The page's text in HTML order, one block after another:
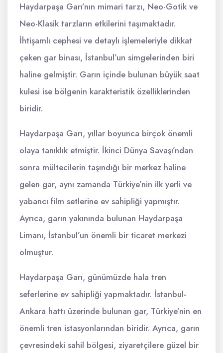
Haydarpaşa Garı’nın mimari tarzı, Neo-Gotik ve
Neo-Klasik tarzların etkilerini taşımaktadır.
İhtişamlı cephesi ve detaylı işlemeleriyle dikkat
çeken gar binası, İstanbul’un simgelerinden biri
haline gelmiştir. Garın içinde bulunan büyük saat
kulesi ise bölgenin karakteristik özelliklerinden
biridir.
Haydarpaşa Garı, yıllar boyunca birçok önemli
olaya tanıklık etmiştir. İkinci Dünya Savaşı’ndan
sonra mültecilerin taşındığı bir merkez haline
gelen gar, aynı zamanda Türkiye’nin ilk yerli ve
yabancı film setlerine ev sahipliği yapmıştır.
Ayrıca, garın yakınında bulunan Haydarpaşa
Limanı, İstanbul’un önemli bir ticaret merkezi
olmuştur.
Haydarpaşa Garı, günümüzde hala tren
seferlerine ev sahipliği yapmaktadır. İstanbul-
Ankara hattı üzerinde bulunan gar, Türkiye’nin en
önemli tren istasyonlarından biridir. Ayrıca, garın
çevresindeki sahil bölgesi, ziyaretçilere güzel bir